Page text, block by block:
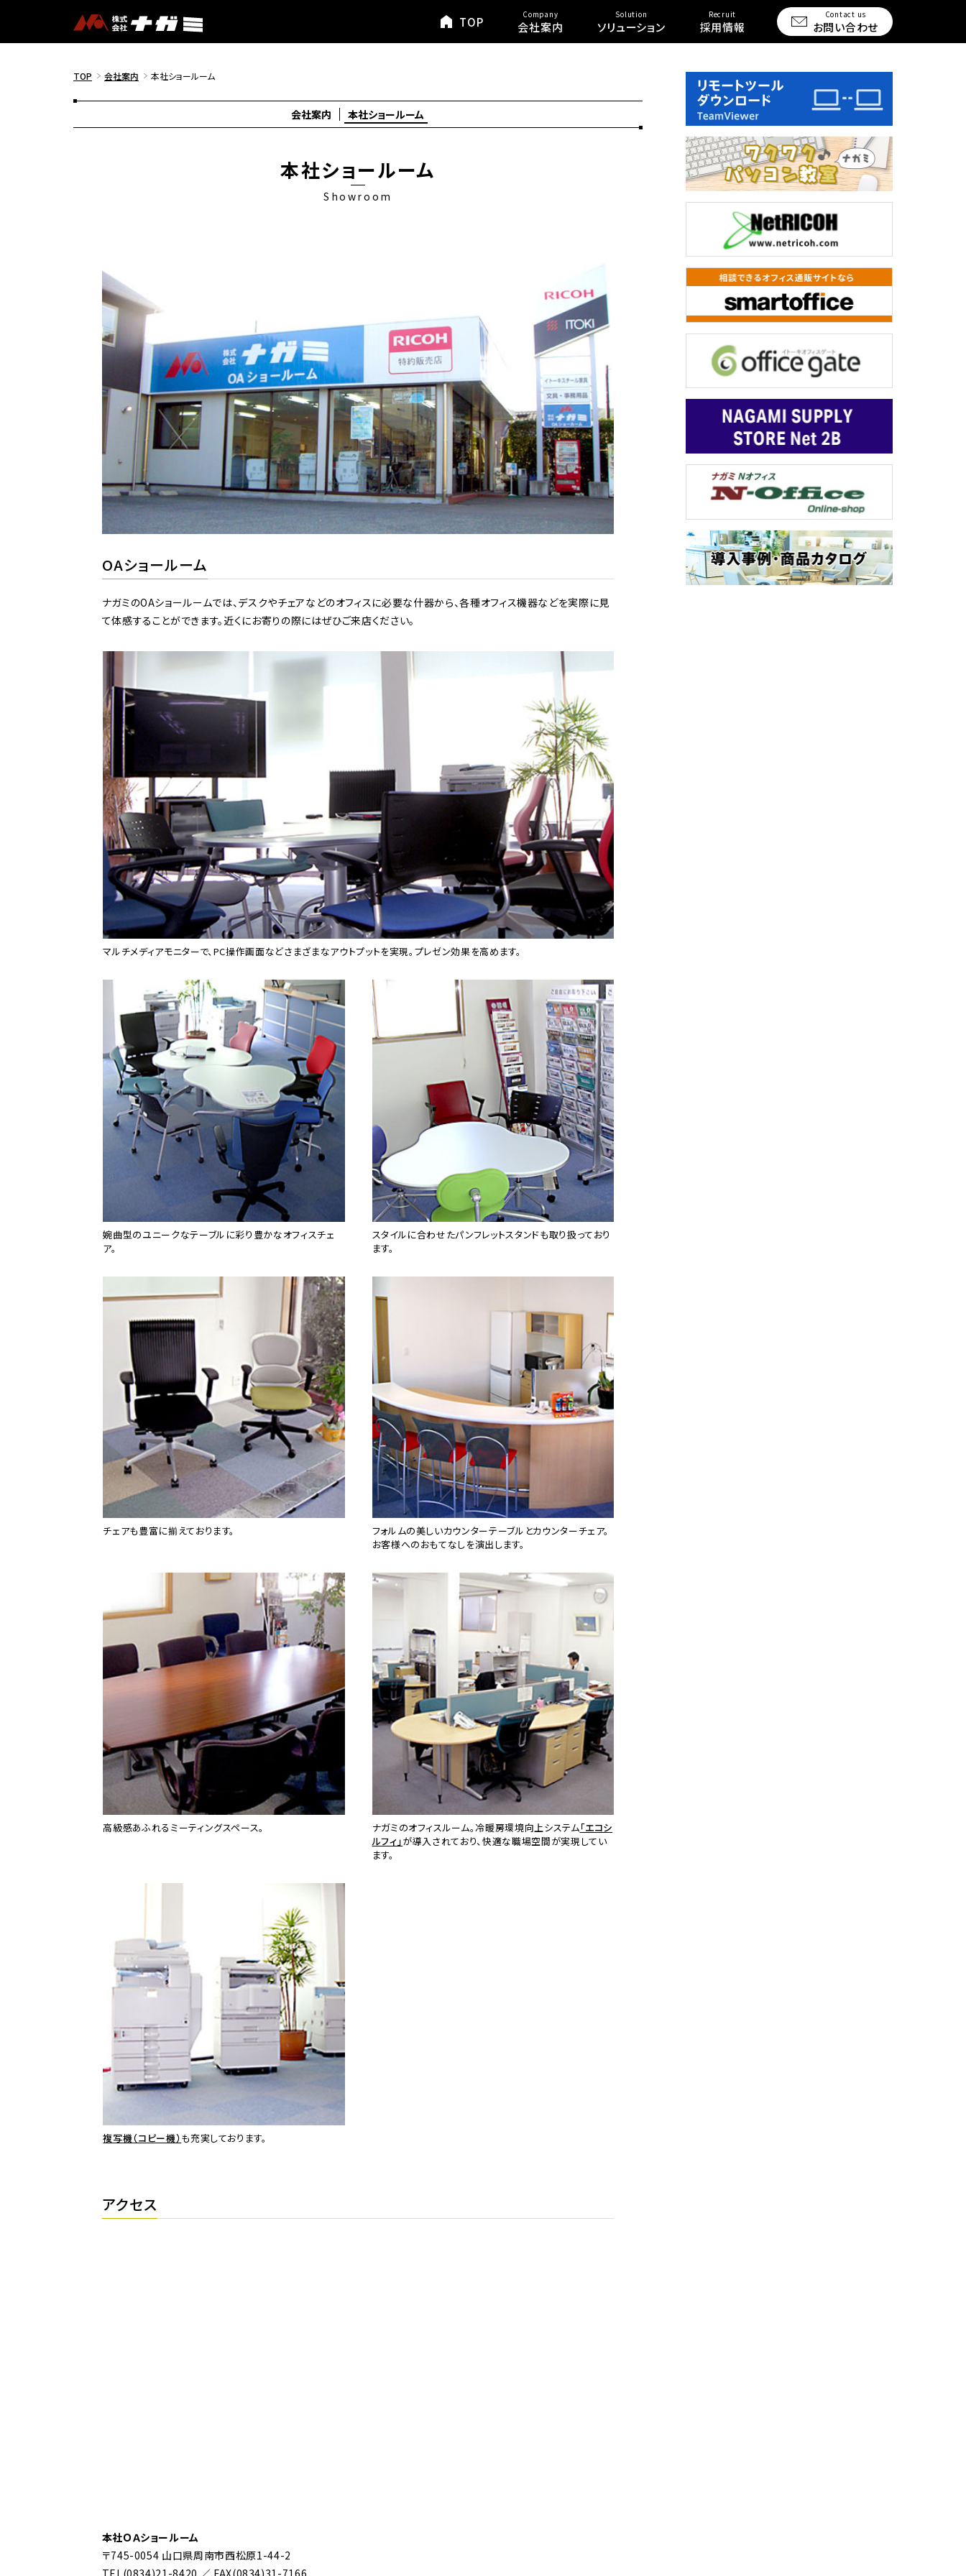
TOP Company
会社案内
Solution
ソリューション
Recruit
採用情報
Contact us
お問い合わせ
TOP 会社案内 本社ショールーム
会社案内 本社ショールーム
本社ショールーム
Showroom
OAショールーム
ナガミのOAショールームでは、デスクやチェアなどのオフィスに必要な什器から、各種オフィス機器などを実際に見
て体感することができます。近くにお寄りの際にはぜひご来店ください。
マルチメディアモニターで、PC操作画面などさまざまなアウトプットを実現。プレゼン効果を高めます。
婉曲型のユニークなテーブルに彩り豊かなオフィスチェ
ア。
スタイルに合わせたパンフレットスタンドも取り扱っており
ます。
チェアも豊富に揃えております。
フォルムの美しいカウンターテーブルとカウンターチェア。
お客様へのおもてなしを演出します。
高級感あふれるミーティングスペース。 ナガミのオフィスルーム。冷暖房環境向上システム「エコシ
ルフィ」が導入されており、快適な職場空間が実現してい
ます。
複写機（コピー機）も充実しております。
アクセス
本社ＯＡショールーム
〒745-0054 山口県周南市西松原1-44-2
TEL(0834)21-8420 ／ FAX(0834)31-7166